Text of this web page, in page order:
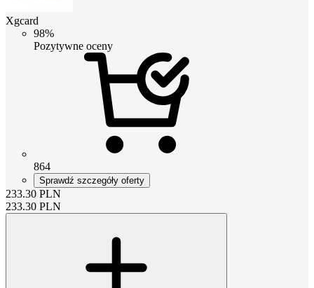
Xgcard
98%
Pozytywne oceny
864
Sprawdź szczegóły oferty
233.30 PLN
233.30 PLN